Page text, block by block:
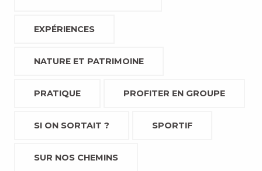
EXPÉRIENCES
NATURE ET PATRIMOINE
PRATIQUE PROFITER EN GROUPE
SI ON SORTAIT ? SPORTIF
SUR NOS CHEMINS